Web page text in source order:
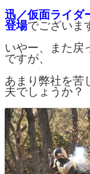
迅／仮面ライダ
登場でございま
いやー、また戻
ですが、
あまり弊社を苦
夫でしょうか？